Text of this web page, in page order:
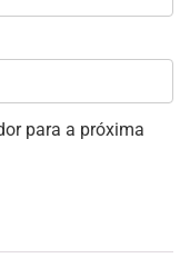
para a próxima